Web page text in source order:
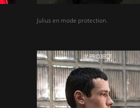
Julius en mode protection.